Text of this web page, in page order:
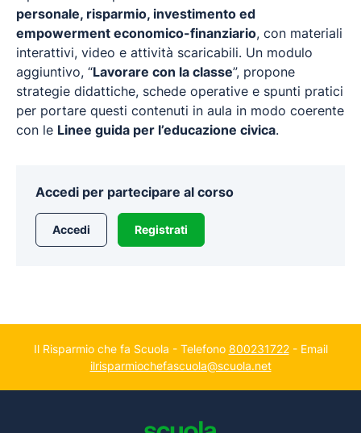
personale, risparmio, investimento ed
empowerment economico-finanziario, con materiali
interattivi, video e attività scaricabili. Un modulo
aggiuntivo, “Lavorare con la classe”, propone
strategie didattiche, schede operative e spunti pratici
per portare questi contenuti in aula in modo coerente
con le Linee guida per l’educazione civica.
Accedi per partecipare al corso
Accedi Registrati
Il Risparmio che fa Scuola - Telefono 800231722- Email
ilrisparmiochefascuola@scuola.net